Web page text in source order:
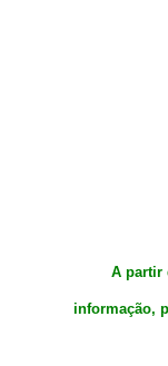
A partir
informação,